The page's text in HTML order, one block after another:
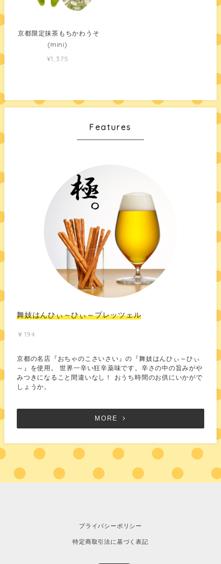
京都限定抹茶もちかわうそ
(mini)
¥1,375
Features
舞妓はんひぃ～ひぃ～プレッツェル
￥194
京都の名店『おちゃのこさいさい』の『舞妓はんひぃ～ひぃ
～』を使用。 世界一辛い狂辛薬味です。辛さの中の旨みがや
みつきになること間違いなし！ おうち時間のお供にいかがで
しょうか。
MORE
プライバシーポリシー
特定商取引法に基づく表記